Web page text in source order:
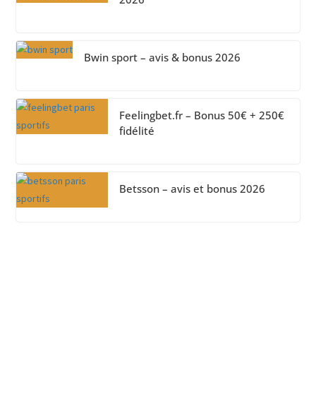
Bwin sport – avis & bonus 2026
Feelingbet.fr – Bonus 50€ + 250€
fidélité
Betsson – avis et bonus 2026